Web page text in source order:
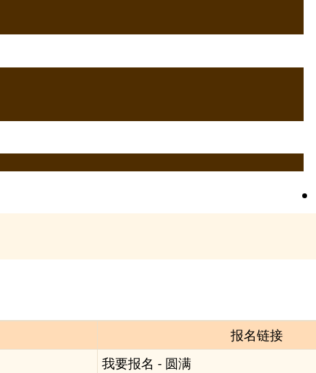
报名链接
我要报名 - 圆满